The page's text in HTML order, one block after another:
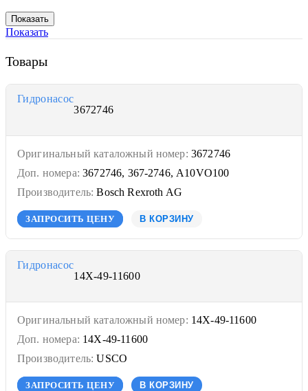
Показать
Товары
Гидронасос
3672746
Оригинальный каталожный номер: 3672746
Доп. номера: 3672746, 367-2746, A10VO100
Производитель: Bosch Rexroth AG
ЗАПРОСИТЬ ЦЕНУ В КОРЗИНУ
Гидронасос
14X-49-11600
Оригинальный каталожный номер: 14X-49-11600
Доп. номера: 14X-49-11600
Производитель: USCO
ЗАПРОСИТЬ ЦЕНУ В КОРЗИНУ